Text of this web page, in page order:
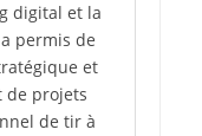
digital et la
permis de
et
de projets
de tir à